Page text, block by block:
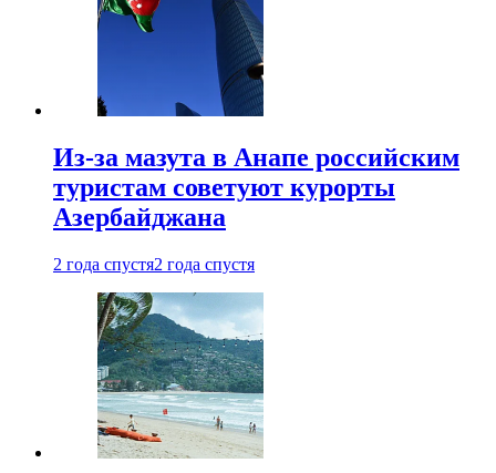
Из-за мазута в Анапе российским
туристам советуют курорты
Азербайджана
2 года спустя2 года спустя